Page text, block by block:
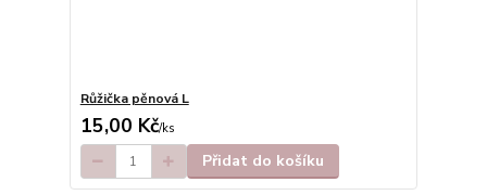
Růžička pěnová L
15,00 Kč/ks
Přidat do košíku